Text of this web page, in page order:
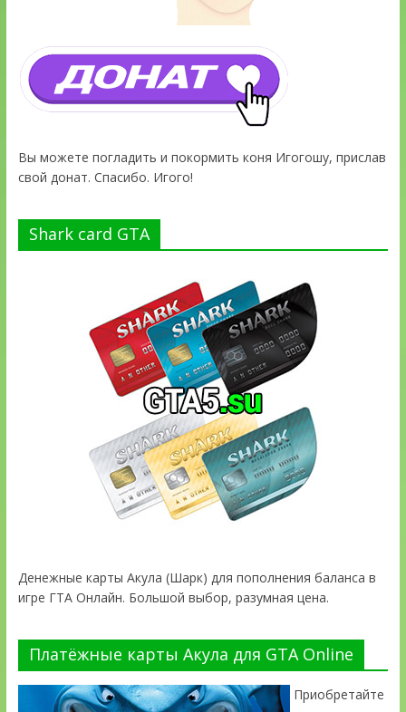
Вы можете погладить и покормить коня Игогошу, прислав
свой донат. Спасибо. Игого!
Shark card GTA
Денежные карты Акула (Шарк) для пополнения баланса в
игре ГТА Онлайн. Большой выбор, разумная цена.
Платёжные карты Акула для GTA Online
Приобретайте